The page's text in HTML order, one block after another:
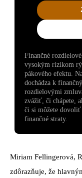
Finančné
vysokým rizikom
pákového efektu.
dochádza k
rozdielovými
zvážiť, či chápete,
či si môžete
finančné straty.
Miriam Fellingerová,
zdôrazňuje, že